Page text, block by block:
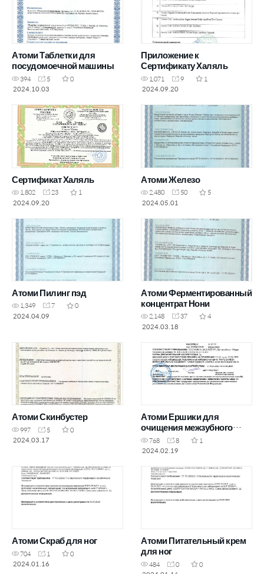
Атоми Таблетки для
посудомоечной машины
394 5
0
2024.10.03
Приложение к
Сертификату Халяль
1,071 9
1
2024.09.20
Сертификат Халяль
1,802 23
1
2024.09.20
Атоми Железо
2,480 50
5
2024.05.01
Атоми Пилинг пэд
1,349 7
0
2024.04.09
Атоми Ферментированный
концентрат Нони
2,148 37
4
2024.03.18
Атоми Скинбустер
997 5
0
2024.03.17
Атоми Ершики для
очищения межзубного
пространства
768 8
1
2024.02.19
Атоми Скраб для ног
704 1
0
2024.01.16
Атоми Питательный крем
для ног
484 0
0